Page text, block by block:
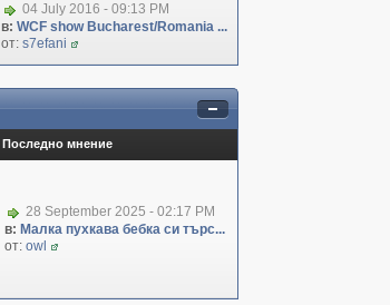
04 July 2016 - 09:13 PM
в: WCF show Bucharest/Romania ...
от: s7efani
Последно мнение
28 September 2025 - 02:17 PM
в: Малка пухкава бебка си търс...
от: owl